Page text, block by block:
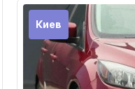
Киев